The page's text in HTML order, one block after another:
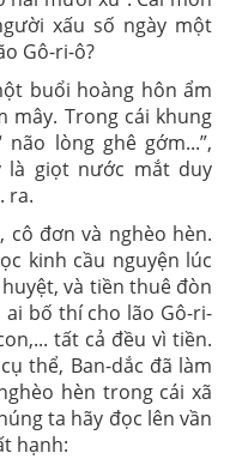
xấu số ngày một
Gô-ri-ô?
buổi hoàng hôn ẩm
Trong cái khung
lòng ghê gớm...”,
là giọt nước mắt duy
ra.
đơn và nghèo hèn.
kinh cầu nguyện lúc
và tiền thuê đòn
bố thí cho lão Gô-ri-
tất cả đều vì tiền.
thể, Ban-dắc đã làm
hèn trong cái xã
ta hãy đọc lên vần
hạnh: